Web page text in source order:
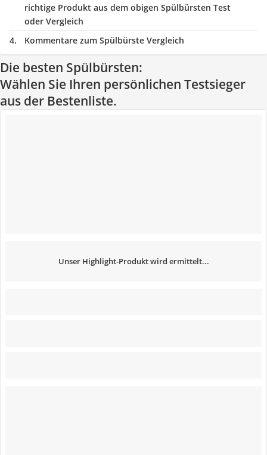
richtige Produkt aus dem obigen Spülbürsten Test
oder Vergleich
Kommentare zum Spülbürste Vergleich
Die besten Spülbürsten:
Wählen Sie Ihren persönlichen Testsieger
aus der Bestenliste.
Unser Highlight-Produkt wird ermittelt...